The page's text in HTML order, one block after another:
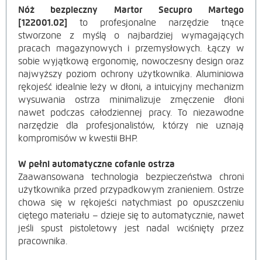
OPIS
PRODUKTU
Nóż bezpieczny Martor Secupro Martego
[122001.02]
to profesjonalne narzędzie tnące
stworzone z myślą o najbardziej wymagających
pracach magazynowych i przemysłowych. Łączy w
sobie wyjątkową ergonomię, nowoczesny design oraz
najwyższy poziom ochrony użytkownika. Aluminiowa
rękojeść idealnie leży w dłoni, a intuicyjny mechanizm
wysuwania ostrza minimalizuje zmęczenie dłoni
nawet podczas całodziennej pracy. To niezawodne
narzędzie dla profesjonalistów, którzy nie uznają
kompromisów w kwestii BHP.
W pełni automatyczne cofanie ostrza
Zaawansowana technologia bezpieczeństwa chroni
użytkownika przed przypadkowym zranieniem. Ostrze
chowa się w rękojeści natychmiast po opuszczeniu
ciętego materiału – dzieje się to automatycznie, nawet
jeśli spust pistoletowy jest nadal wciśnięty przez
pracownika.